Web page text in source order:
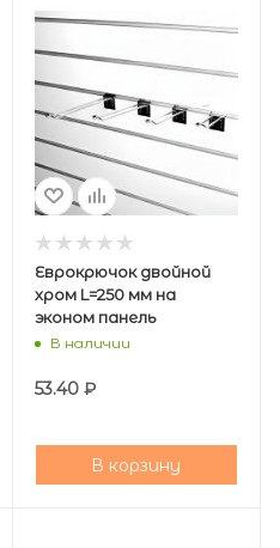
Еврокрючок двойной
хром L=250 мм на
эконом панель
В наличии
53.40₽
В корзину